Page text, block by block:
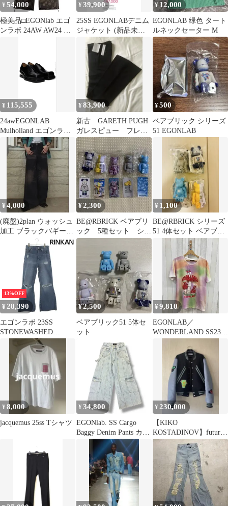
¥ 54,000
極美品□EGONlab エゴ
ンラボ 24AW AW24 DN
ラック(ブラウン寄り) S
メンズ
¥39,900
25SS EGONLABデニム
ジャケット (新品未使
用近い状態60%OFF)
¥12,000
EGONLAB 緑色 タート
ルネックセーター M
¥ 115,555
24awEGONLAB
Mulholland エゴンラ
ボ スクエアトゥ
¥83,900
新古 GARETH PUGH
ガレスピュー フレア
パンツ ワイドスラッ
クス
¥500
ベアブリック シリーズ
51 EGONLAB
¥4,000
(廃盤)2plan ウォッシュ
加工 ブラックバギーデ
¥2,300
BE@RBRICK ベアブリ
ック 5種セット シリ
ーズ51
¥ 1,100
BE@RBRICK シリーズ
51 4体セット ベアブリ
ック 未開封
13%OFF
¥ 28,390
エゴンラボ 23SS
STONEWASHED
DENIM ATOMIC
DENIM ウォッシュドダ
メージフレアワイドデ
ニムパンツ メンズ 48
¥2,500
ベアブリック51 5体セ
ット
¥9,810
EGONLAB／
WONDERLAND SS23／
袖Tシャツ／タイダイ
柄 プリントT キノコ／
Lサイズ
¥8,000
jacquemus 25ss Tシャツ
¥ 34,800
EGONlab. SS Cargo
Baggy Denim Pants カー
ゴ バギー デニムパンツ
エゴンラボ
SS23TR008A インディ
ゴ 46 （180MG）
¥ 230,000
【KIKO
KOSTADINOV】futur
varsity jacket 46